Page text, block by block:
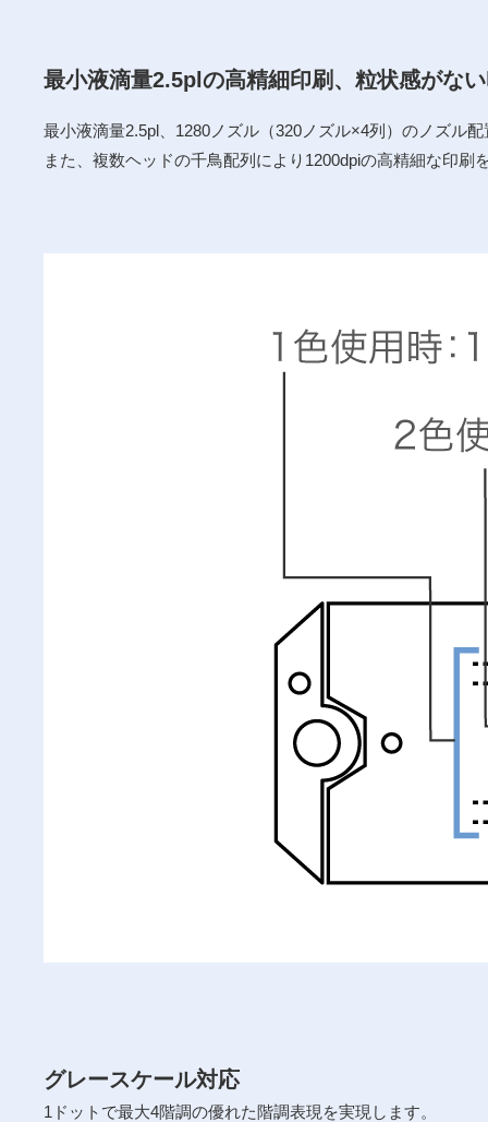
最小液滴量2.5plの高精細印刷、粒状感がな
最小液滴量2.5pl、1280ノズル（320ノズル×4列）のノズル
また、複数ヘッドの千鳥配列により1200dpiの高精細な印刷
グレースケール対応
1ドットで最大4階調の優れた階調表現を実現します。